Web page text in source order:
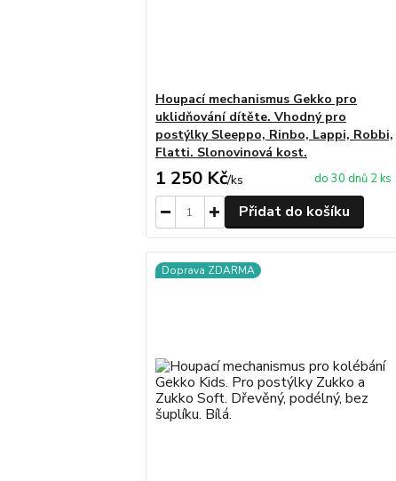
Houpací mechanismus Gekko pro
uklidňování dítěte. Vhodný pro
postýlky Sleeppo, Rinbo, Lappi, Robbi,
Flatti. Slonovinová kost.
1 250 Kč/ks do 30 dnů 2 ks
Přidat do košíku
Doprava ZDARMA